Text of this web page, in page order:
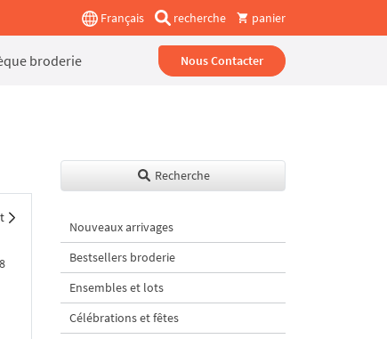
Français recherche panier
broderie Nous Contacter
8
Recherche
Nouveaux arrivages
Bestsellers broderie
Ensembles et lots
Célébrations et fêtes